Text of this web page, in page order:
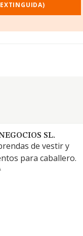
SL.
de vestir y
para caballero.